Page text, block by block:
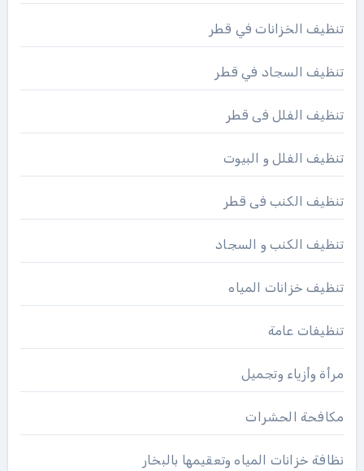
تنظيف الخزانات في قطر
تنظيف السجاد في قطر
تنظيف الفلل فى قطر
تنظيف الفلل و البيوت
تنظيف الكنب فى قطر
تنظيف الكنب و السجاد
تنظيف خزانات المياه
تنظيفات عامة
مرأة وأزياء وتجميل
مكافحة الحشرات
نظافة خزانات المياه وتعقيمها بالبخار